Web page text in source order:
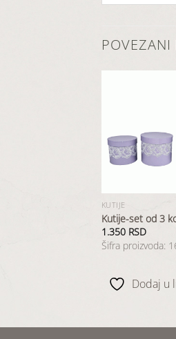
KUTIJE
Kutije-set od 3
1.350 RSD
Šifra proizvoda:
Dodaj u